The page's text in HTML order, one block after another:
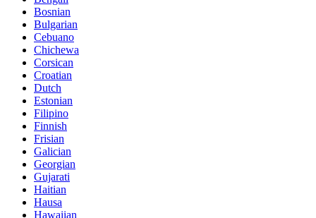
Bosnian
Bulgarian
Cebuano
Chichewa
Corsican
Croatian
Dutch
Estonian
Filipino
Finnish
Frisian
Galician
Georgian
Gujarati
Haitian
Hausa
Hawaiian